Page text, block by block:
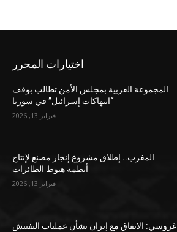
اختيارات المحرر
المجموعة العربية بمجلس الأمن تطالب بوقف
“انتهاكات إسرائيل” في سوريا
فبراير 13, 2026
المغرب.. إطلاق مشروع إنجاز مصنع لإنتاج
أنظمة هبوط الطائرات
فبراير 13, 2026
غروسي: الاتفاق مع إيران بشأن عمليات التفتيش